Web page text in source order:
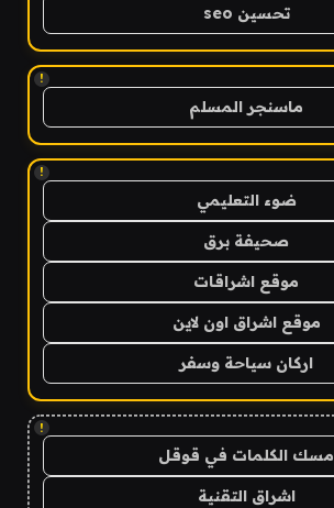
تحسين seo
!
ماسنجر المسلم
!
ضوء التعليمي
صحيفة برق
موقع اشراقات
موقع اشراق اون لاين
اركان سياحة وسفر
!
مسك الكلمات في قوقل
اشراق التقنية